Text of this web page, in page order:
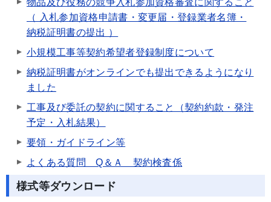
物品及び役務の競争入札参加資格審査に関すること
（ 入札参加資格申請書・変更届・登録業者名簿・
納税証明書の提出 ）
小規模工事等契約希望者登録制度について
納税証明書がオンラインでも提出できるようになり
ました
工事及び委託の契約に関すること（契約約款・発注
予定・入札結果）
要領・ガイドライン等
よくある質問 Q＆Ａ 契約検査係
様式等ダウンロード